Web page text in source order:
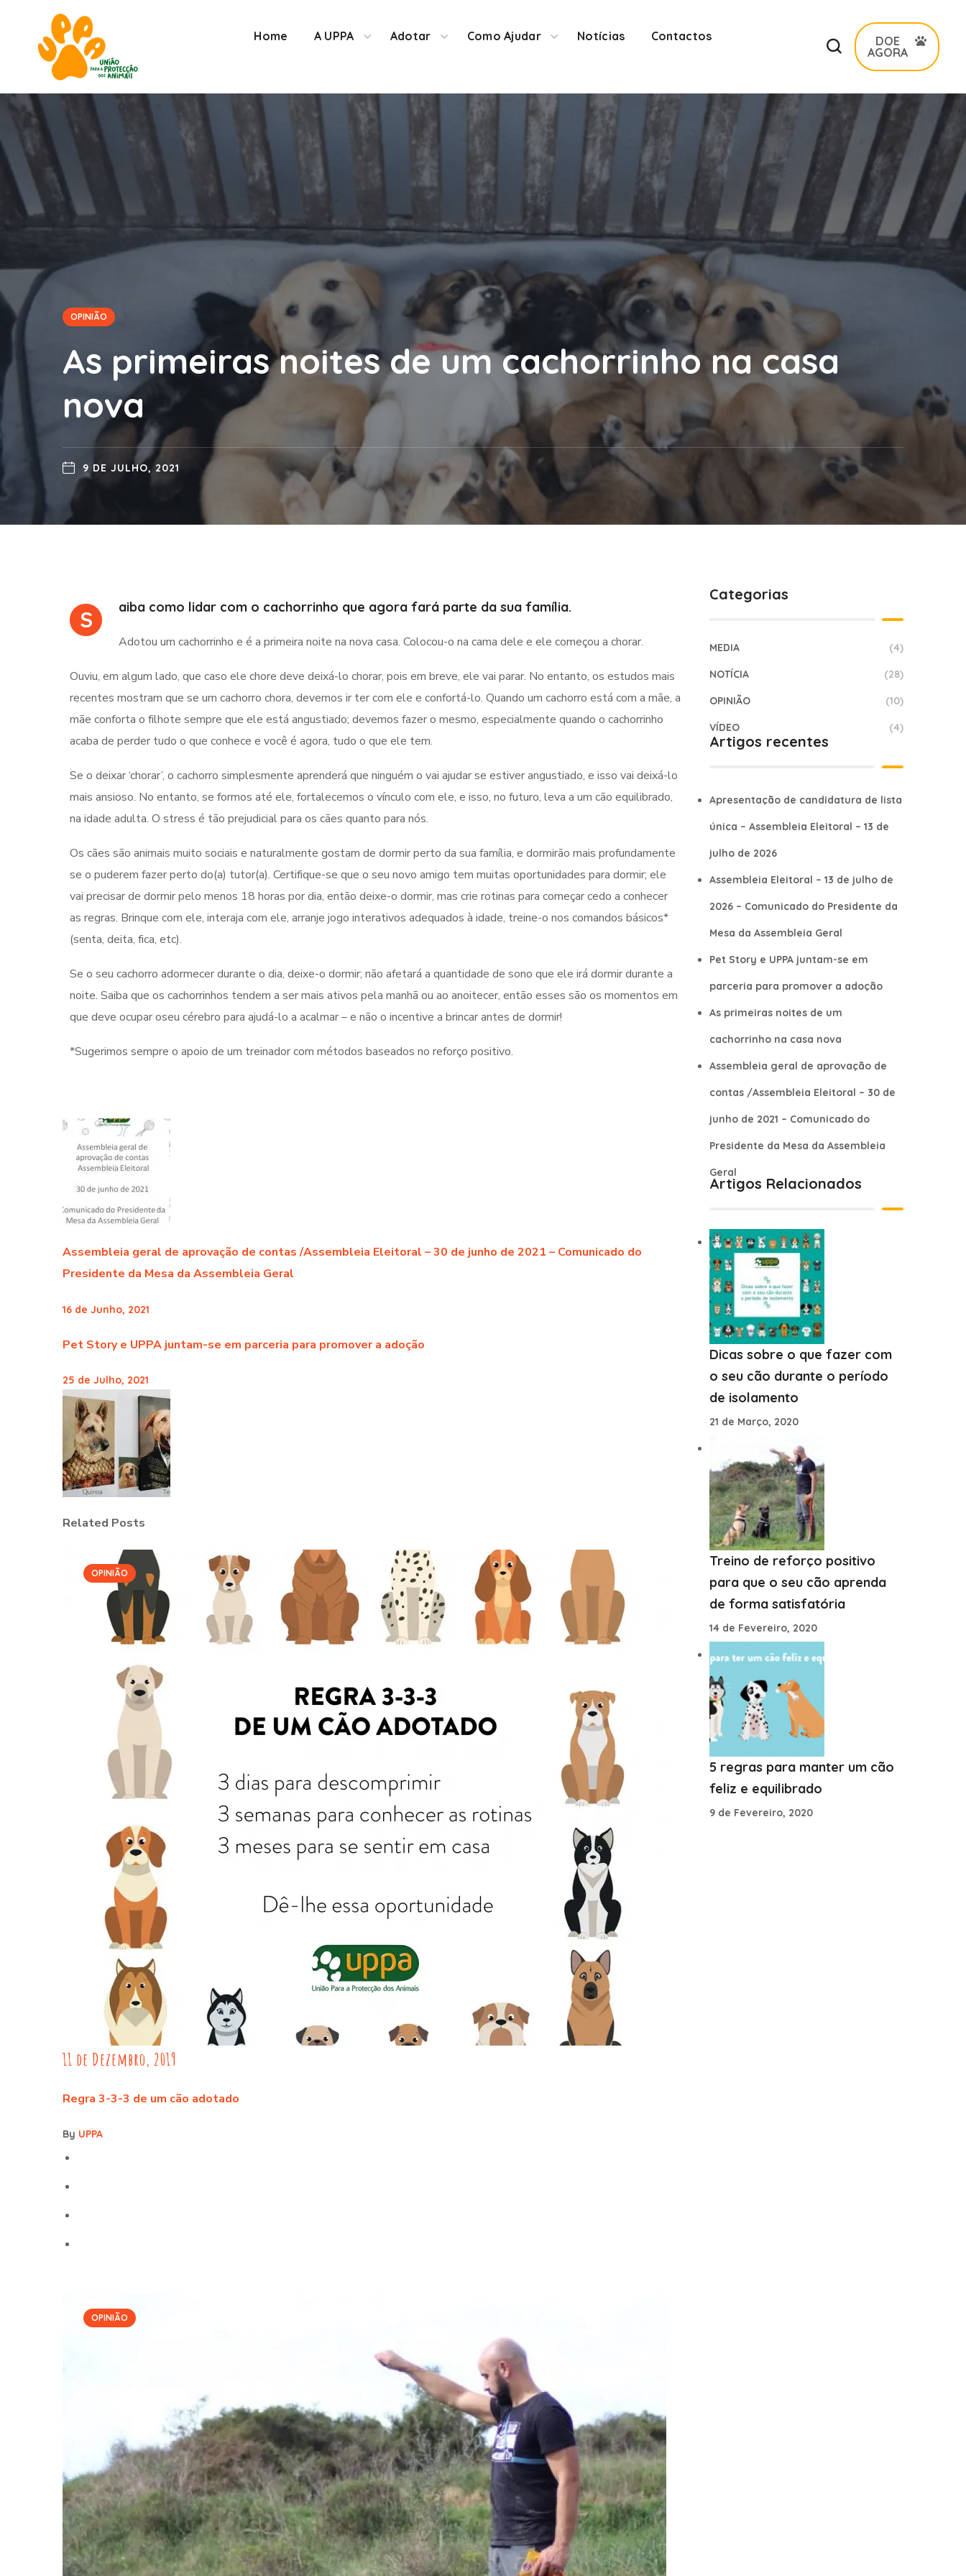
Home A UPPA Adotar Como Ajudar Notícias Contactos
DOE
AGORA
OPINIÃO
As primeiras noites de um cachorrinho na casa
nova
9 DE JULHO, 2021
S aiba como lidar com o cachorrinho que agora fará parte da sua família.
Adotou um cachorrinho e é a primeira noite na nova casa. Colocou-o na cama dele e ele começou a chorar.
Ouviu, em algum lado, que caso ele chore deve deixá-lo chorar, pois em breve, ele vai parar. No entanto, os estudos mais
recentes mostram que se um cachorro chora, devemos ir ter com ele e confortá-lo. Quando um cachorro está com a mãe, a
mãe conforta o filhote sempre que ele está angustiado; devemos fazer o mesmo, especialmente quando o cachorrinho
acaba de perder tudo o que conhece e você é agora, tudo o que ele tem.
Se o deixar ‘chorar’, o cachorro simplesmente aprenderá que ninguém o vai ajudar se estiver angustiado, e isso vai deixá-lo
mais ansioso. No entanto, se formos até ele, fortalecemos o vínculo com ele, e isso, no futuro, leva a um cão equilibrado,
na idade adulta. O stress é tão prejudicial para os cães quanto para nós.
Os cães são animais muito sociais e naturalmente gostam de dormir perto da sua família, e dormirão mais profundamente
se o puderem fazer perto do(a) tutor(a). Certifique-se que o seu novo amigo tem muitas oportunidades para dormir; ele
vai precisar de dormir pelo menos 18 horas por dia, então deixe-o dormir, mas crie rotinas para começar cedo a conhecer
as regras. Brinque com ele, interaja com ele, arranje jogo interativos adequados à idade, treine-o nos comandos básicos*
(senta, deita, fica, etc).
Se o seu cachorro adormecer durante o dia, deixe-o dormir; não afetará a quantidade de sono que ele irá dormir durante a
noite. Saiba que os cachorrinhos tendem a ser mais ativos pela manhã ou ao anoitecer, então esses são os momentos em
que deve ocupar oseu cérebro para ajudá-lo a acalmar – e não o incentive a brincar antes de dormir!
*Sugerimos sempre o apoio de um treinador com métodos baseados no reforço positivo.
Assembleia geral de aprovação de contas /Assembleia Eleitoral – 30 de junho de 2021 – Comunicado do
Presidente da Mesa da Assembleia Geral
16 de Junho, 2021
Pet Story e UPPA juntam-se em parceria para promover a adoção
25 de Julho, 2021
Related Posts
OPINIÃO
11 de Dezembro, 2019
Regra 3-3-3 de um cão adotado
By UPPA
OPINIÃO
Categorias
MEDIA (4)
NOTÍCIA (28)
OPINIÃO (10)
VÍDEO (4)
Artigos recentes
Apresentação de candidatura de lista
única – Assembleia Eleitoral – 13 de
julho de 2026
Assembleia Eleitoral – 13 de julho de
2026 – Comunicado do Presidente da
Mesa da Assembleia Geral
Pet Story e UPPA juntam-se em
parceria para promover a adoção
As primeiras noites de um
cachorrinho na casa nova
Assembleia geral de aprovação de
contas /Assembleia Eleitoral – 30 de
junho de 2021 – Comunicado do
Presidente da Mesa da Assembleia
Geral
Artigos Relacionados
Dicas sobre o que fazer com
o seu cão durante o período
de isolamento
21 de Março, 2020
Treino de reforço positivo
para que o seu cão aprenda
de forma satisfatória
14 de Fevereiro, 2020
5 regras para manter um cão
feliz e equilibrado
9 de Fevereiro, 2020